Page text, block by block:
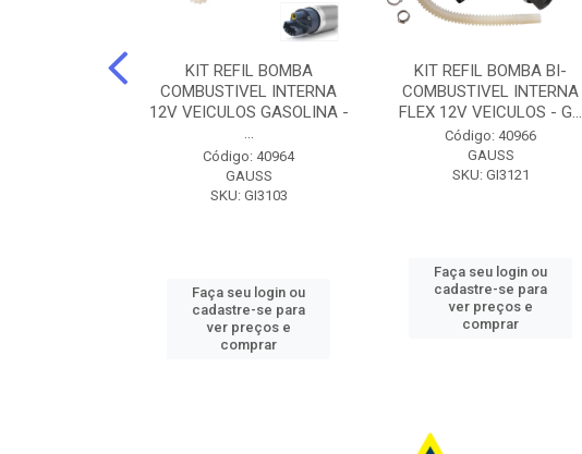
KIT REFIL BOMBA
COMBUSTIVEL INTERNA
12V VEICULOS GASOLINA -
...
Código: 40964
GAUSS
SKU: GI3103
Faça seu login ou
cadastre-se para
ver preços e
comprar
KIT REFIL BOMBA BI-
COMBUSTIVEL INTERNA
FLEX 12V VEICULOS - G...
Código: 40966
GAUSS
SKU: GI3121
Faça seu login ou
cadastre-se para
ver preços e
comprar